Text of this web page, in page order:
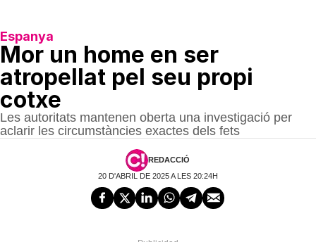
Espanya
Mor un home en ser
atropellat pel seu propi
cotxe
Les autoritats mantenen oberta una investigació per
aclarir les circumstàncies exactes dels fets
REDACCIÓ
20 D'ABRIL DE 2025 A LES 20:24H